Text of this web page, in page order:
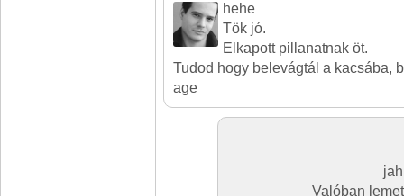
hehe
Tök jó.
Elkapott pillanatnak öt.
Tudod hogy belevágtál a kacsába,
age
Valóban